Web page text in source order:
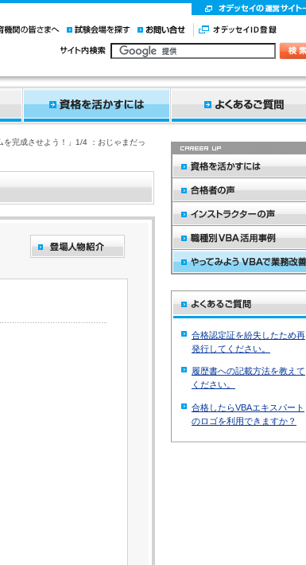
完成させよう！」1/4 ：おじゃまだっ
合格認定証を紛失したため再
発行してください。
履歴書への記載方法を教えて
ください。
合格したらVBAエキスパート
のロゴを利用できますか？